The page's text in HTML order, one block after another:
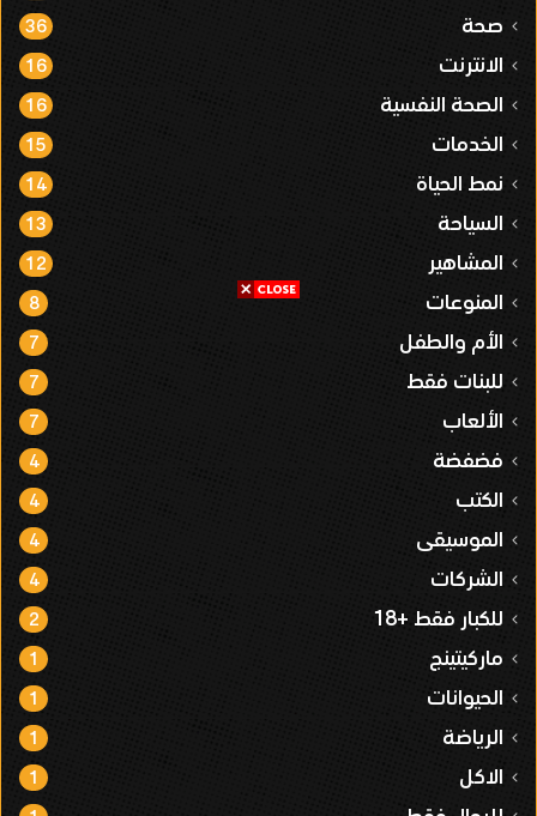
صحة 36
الانترنت 16
الصحة النفسية 16
الخدمات 15
نمط الحياة 14
السياحة 13
المشاهير 12
المنوعات 8
الأم والطفل 7
للبنات فقط 7
الألعاب 7
فضفضة 4
الكتب 4
الموسيقى 4
الشركات 4
للكبار فقط +18 2
ماركيتينج 1
الحيوانات 1
الرياضة 1
الاكل 1